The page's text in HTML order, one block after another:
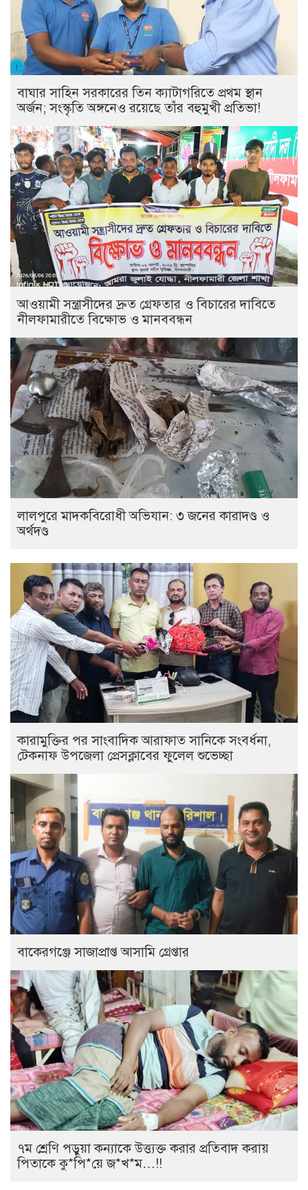
বাঘার সাহিন সরকারের তিন ক্যাটাগরিতে প্রথম স্থান
অর্জন; সংস্কৃতি অঙ্গনেও রয়েছে তাঁর বহুমুখী প্রতিভা!
আওয়ামী সন্ত্রাসীদের দ্রুত গ্রেফতার ও বিচারের দাবিতে
নীলফামারীতে বিক্ষোভ ও মানববন্ধন
লালপুরে মাদকবিরোধী অভিযান: ৩ জনের কারাদণ্ড ও
অর্থদণ্ড
কারামুক্তির পর সাংবাদিক আরাফাত সানিকে সংবর্ধনা,
টেকনাফ উপজেলা প্রেসক্লাবের ফুলেল শুভেচ্ছা
বাকেরগঞ্জে সাজাপ্রাপ্ত আসামি গ্রেপ্তার
৭ম শ্রেণি পড়ুয়া কন্যাকে উত্ত্যক্ত করার প্রতিবাদ করায়
পিতাকে কু*পি*য়ে জ*খ*ম…!!